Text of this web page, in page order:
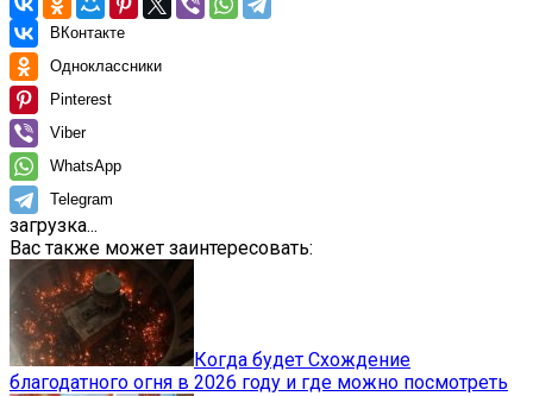
ВКонтакте
Одноклассники
Pinterest
Viber
WhatsApp
Telegram
загрузка...
Вас также может заинтересовать:
Когда будет Схождение
благодатного огня в 2026 году и где можно посмотреть